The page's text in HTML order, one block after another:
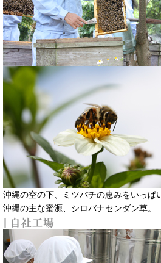
沖縄の空の下、ミツバチの恵みをいっぱ
沖縄の主な蜜源、シロバナセンダン草。